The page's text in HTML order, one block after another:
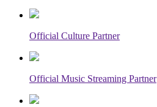
Official Culture Partner
Official Music Streaming Partner